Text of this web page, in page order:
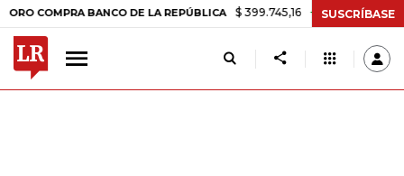
BANCO DE LA REPÚBLICA $ 399.745,16 +$ 2.295,71 +0,58%
SUSCRÍBASE